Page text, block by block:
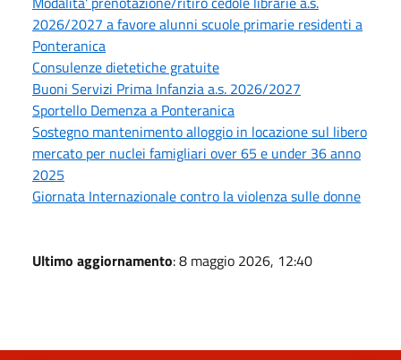
2026/2027 a favore alunni scuole primarie residenti a
Ponteranica
Consulenze dietetiche gratuite
Buoni Servizi Prima Infanzia a.s. 2026/2027
Sportello Demenza a Ponteranica
Sostegno mantenimento alloggio in locazione sul libero
mercato per nuclei famigliari over 65 e under 36 anno
2025
Giornata Internazionale contro la violenza sulle donne
Ultimo aggiornamento: 8 maggio 2026, 12:40